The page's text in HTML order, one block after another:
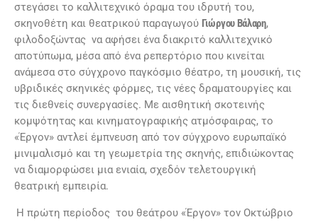
στεγάσει το καλλιτεχνικό όραμα του ιδρυτή του,
σκηνοθέτη και θεατρικού παραγωγού Γιώργου Βάλαρη,
φιλοδοξώντας να αφήσει ένα διακριτό καλλιτεχνικό
αποτύπωμα, μέσα από ένα ρεπερτόριο που κινείται
ανάμεσα στο σύγχρονο παγκόσμιο θέατρο, τη μουσική, τις
υβριδικές σκηνικές φόρμες, τις νέες δραματουργίες και
τις διεθνείς συνεργασίες. Με αισθητική σκοτεινής
κομψότητας και κινηματογραφικής ατμόσφαιρας, το
«Έργον» αντλεί έμπνευση από τον σύγχρονο ευρωπαϊκό
μινιμαλισμό και τη γεωμετρία της σκηνής, επιδιώκοντας
να διαμορφώσει μια ενιαία, σχεδόν τελετουργική
θεατρική εμπειρία.
Η πρώτη περίοδος του θεάτρου «Έργον» τον Οκτώβριο